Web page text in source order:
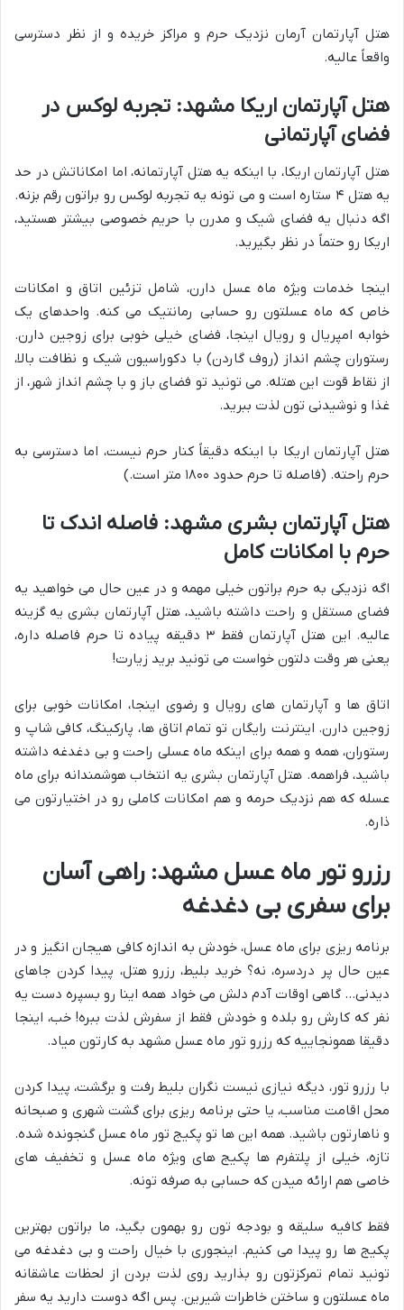
هتل آپارتمان آرمان نزدیک حرم و مراکز خریده و از نظر دسترسی
واقعاً عالیه.
هتل آپارتمان اریکا مشهد: تجربه لوکس در
فضای آپارتمانی
هتل آپارتمان اریکا، با اینکه یه هتل آپارتمانه، اما امکاناتش در حد
یه هتل ۴ ستاره است و می تونه یه تجربه لوکس رو براتون رقم بزنه.
اگه دنبال یه فضای شیک و مدرن با حریم خصوصی بیشتر هستید،
اریکا رو حتماً در نظر بگیرید.
اینجا خدمات ویژه ماه عسل دارن، شامل تزئین اتاق و امکانات
خاص که ماه عسلتون رو حسابی رمانتیک می کنه. واحدهای یک
خوابه امپریال و رویال اینجا، فضای خیلی خوبی برای زوجین دارن.
رستوران چشم انداز (روف گاردن) با دکوراسیون شیک و نظافت بالا،
از نقاط قوت این هتله. می تونید تو فضای باز و با چشم انداز شهر، از
غذا و نوشیدنی تون لذت ببرید.
هتل آپارتمان اریکا با اینکه دقیقاً کنار حرم نیست، اما دسترسی به
حرم راحته. (فاصله تا حرم حدود ۱۸۰۰ متر است.)
هتل آپارتمان بشری مشهد: فاصله اندک تا
حرم با امکانات کامل
اگه نزدیکی به حرم براتون خیلی مهمه و در عین حال می خواهید یه
فضای مستقل و راحت داشته باشید، هتل آپارتمان بشری یه گزینه
عالیه. این هتل آپارتمان فقط ۳ دقیقه پیاده تا حرم فاصله داره،
یعنی هر وقت دلتون خواست می تونید برید زیارت!
اتاق ها و آپارتمان های رویال و رضوی اینجا، امکانات خوبی برای
زوجین دارن. اینترنت رایگان تو تمام اتاق ها، پارکینگ، کافی شاپ و
رستوران، همه و همه برای اینکه ماه عسلی راحت و بی دغدغه داشته
باشید، فراهمه. هتل آپارتمان بشری یه انتخاب هوشمندانه برای ماه
عسله که هم نزدیک حرمه و هم امکانات کاملی رو در اختیارتون می
ذاره.
رزرو تور ماه عسل مشهد: راهی آسان
برای سفری بی دغدغه
برنامه ریزی برای ماه عسل، خودش به اندازه کافی هیجان انگیز و در
عین حال پر دردسره، نه؟ خرید بلیط، رزرو هتل، پیدا کردن جاهای
دیدنی… گاهی اوقات آدم دلش می خواد همه اینا رو بسپره دست یه
نفر که کارش رو بلده و خودش فقط از سفرش لذت ببره! خب، اینجا
دقیقا همونجاییه که رزرو تور ماه عسل مشهد به کارتون میاد.
با رزرو تور، دیگه نیازی نیست نگران بلیط رفت و برگشت، پیدا کردن
محل اقامت مناسب، یا حتی برنامه ریزی برای گشت شهری و صبحانه
و ناهارتون باشید. همه این ها تو پکیج تور ماه عسل گنجونده شده.
تازه، خیلی از پلتفرم ها پکیج های ویژه ماه عسل و تخفیف های
خاصی هم ارائه میدن که حسابی به صرفه تونه.
فقط کافیه سلیقه و بودجه تون رو بهمون بگید، ما براتون بهترین
پکیج ها رو پیدا می کنیم. اینجوری با خیال راحت و بی دغدغه می
تونید تمام تمرکزتون رو بذارید روی لذت بردن از لحظات عاشقانه
ماه عسلتون و ساختن خاطرات شیرین. پس اگه دوست دارید یه سفر